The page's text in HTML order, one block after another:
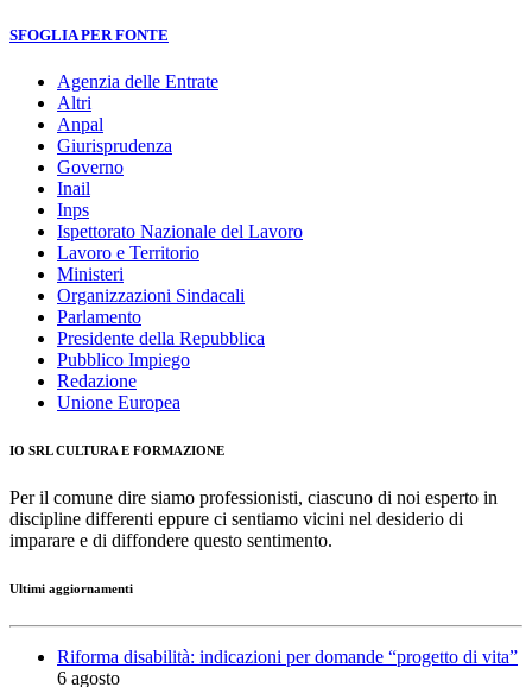
SFOGLIA PER FONTE
Agenzia delle Entrate
Altri
Anpal
Giurisprudenza
Governo
Inail
Inps
Ispettorato Nazionale del Lavoro
Lavoro e Territorio
Ministeri
Organizzazioni Sindacali
Parlamento
Presidente della Repubblica
Pubblico Impiego
Redazione
Unione Europea
IO SRL CULTURA E FORMAZIONE
Per il comune dire siamo professionisti, ciascuno di noi esperto in
discipline differenti eppure ci sentiamo vicini nel desiderio di
imparare e di diffondere questo sentimento.
Ultimi aggiornamenti
Riforma disabilità: indicazioni per domande “progetto di vita”
6 agosto